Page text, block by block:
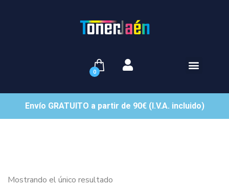
0
Envío GRATUITO a partir de 90€ (I.V.A. incluido)
Mostrando el único resultado